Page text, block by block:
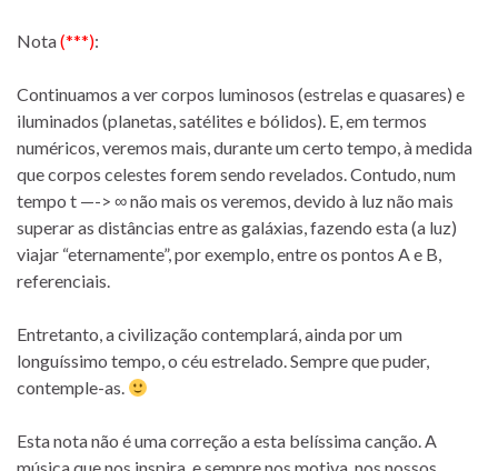
Nota(***):
Continuamos a ver corpos luminosos (estrelas e quasares) e
iluminados (planetas, satélites e bólidos). E, em termos
numéricos, veremos mais, durante um certo tempo, à medida
que corpos celestes forem sendo revelados. Contudo, num
tempo t —-> ∞ não mais os veremos, devido à luz não mais
superar as distâncias entre as galáxias, fazendo esta (a luz)
viajar “eternamente”, por exemplo, entre os pontos A e B,
referenciais.
Entretanto, a civilização contemplará, ainda por um
longuíssimo tempo, o céu estrelado. Sempre que puder,
contemple-as.
Esta nota não é uma correção a esta belíssima canção. A